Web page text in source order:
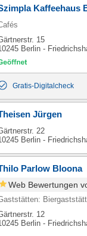
Kaffeehaus
15
Berlin -
Gratis-Digitalcheck
Jürgen
22
Berlin -
Parlow Bloona
Web Bewertungen
12
Berlin -